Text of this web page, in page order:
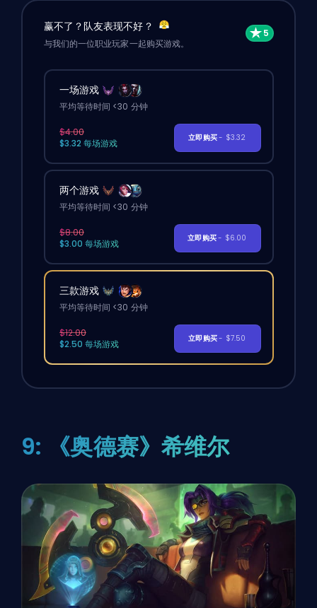
赢不了？队友表现不好？
与我们的一位职业玩家一起购买游戏。
一场游戏
平均等待时间 <30 分钟
$4.00
$3.32 每场游戏
立即购买- $3.32
两个游戏
平均等待时间 <30 分钟
$8.00
$3.00 每场游戏
立即购买- $6.00
三款游戏
平均等待时间 <30 分钟
$12.00
$2.50 每场游戏
立即购买- $7.50
9: 《奥德赛》希维尔